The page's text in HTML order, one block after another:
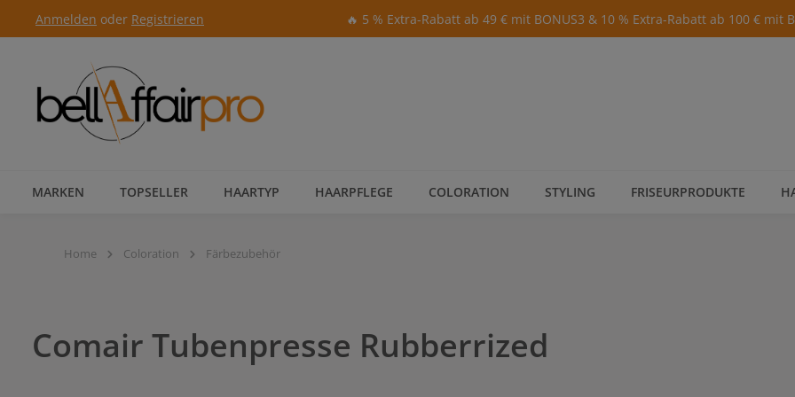
Hauptnavigation springen
Anmelden oder Registrieren 🔥 5 % Extra-Rabatt ab 49 € mit BONUS3 & 10 % Extra-Rabatt ab 100 € mit
MARKEN TOPSELLER HAARTYP HAARPFLEGE COLORATION STYLING FRISEURPRODUKTE
Home Coloration Färbezubehör
Comair Tubenpresse Rubberrized